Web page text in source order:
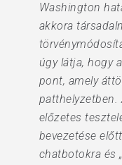
Washington
akkora
úgy látja, hogy
pont, amely
patthelyzetben.
előzetes
bevezetése
chatbotokra és